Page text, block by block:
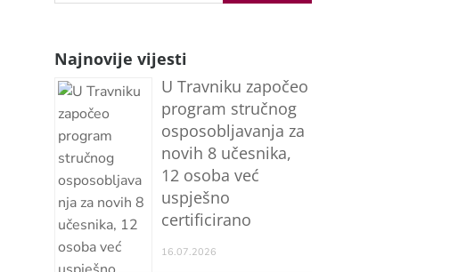
Najnovije vijesti
U Travniku započeo
program stručnog
osposobljavanja za
novih 8 učesnika,
12 osoba već
uspješno
certificirano
16.07.2026